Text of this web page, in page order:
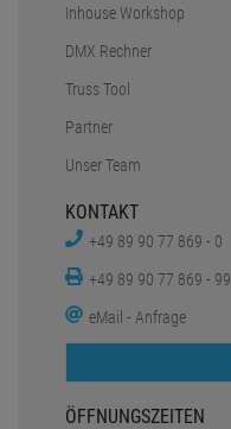
Inhouse Workshop
DMX Rechner
Truss Tool
Partner
Unser Team
KONTAKT
+49 89 90 77 869 - 0
+49 89 90 77 869 - 99
eMail - Anfrage
ÖFFNUNGSZEITEN